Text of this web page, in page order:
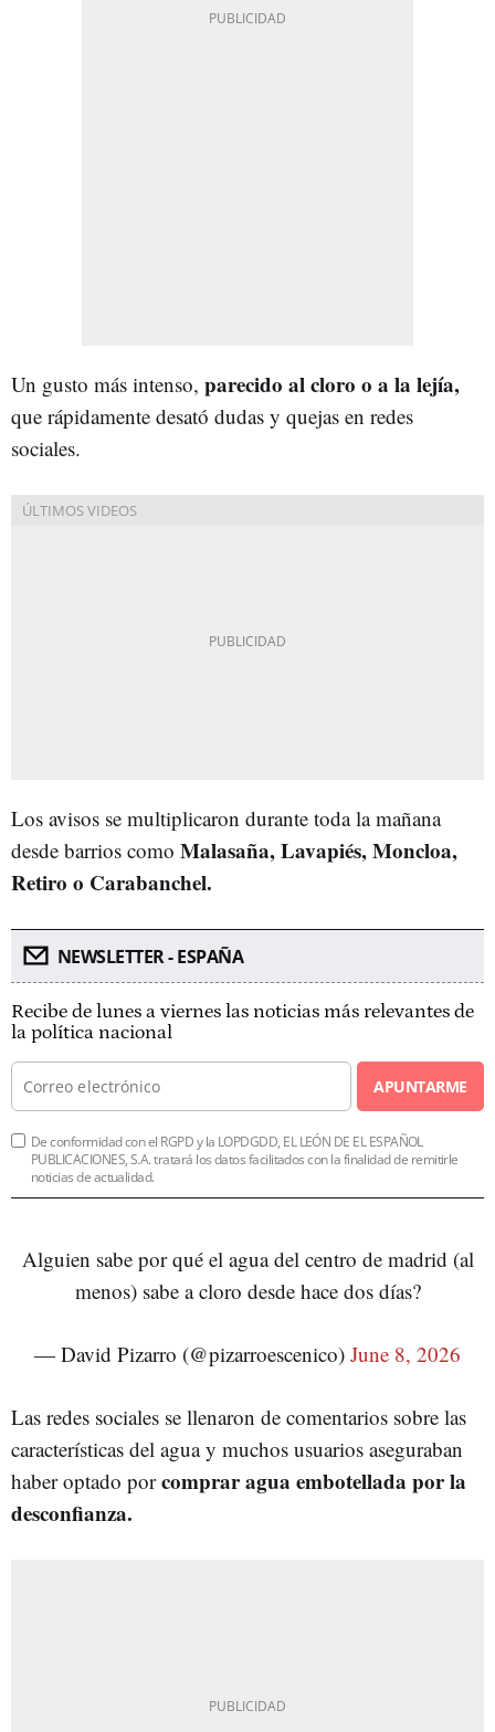
Un gusto más intenso, parecido al cloro o a la lejía,
que rápidamente desató dudas y quejas en redes
sociales.
Los avisos se multiplicaron durante toda la mañana
desde barrios como Malasaña, Lavapiés, Moncloa,
Retiro o Carabanchel.
NEWSLETTER - ESPAÑA
Recibe de lunes a viernes las noticias más relevantes de
la política nacional
APUNTARME
De conformidad con el RGPD y la LOPDGDD, EL LEÓN DE EL ESPAÑOL
PUBLICACIONES, S.A. tratará los datos facilitados con la finalidad de remitirle
noticias de actualidad.
Alguien sabe por qué el agua del centro de madrid (al
menos) sabe a cloro desde hace dos días?
— David Pizarro (@pizarroescenico) June 8, 2026
Las redes sociales se llenaron de comentarios sobre las
características del agua y muchos usuarios aseguraban
haber optado porcomprar agua embotellada por la
desconfianza.